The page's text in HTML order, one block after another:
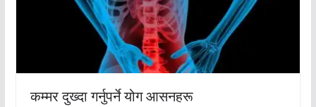
कम्मर दुख्दा गर्नुपर्ने योग आसनहरू